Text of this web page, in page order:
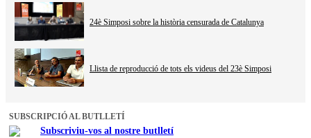
24è Simposi sobre la història censurada de Catalunya
Llista de reproducció de tots els videus del 23è Simposi
SUBSCRIPCIÓ AL BUTLLETÍ
Subscriviu-vos al nostre butlletí